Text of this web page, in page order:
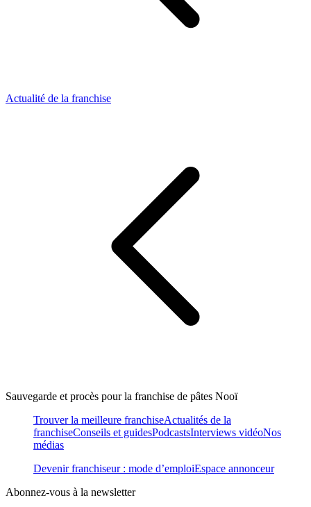
Actualité de la franchise
Sauvegarde et procès pour la franchise de pâtes Nooï
Trouver la meilleure franchiseActualités de la
franchiseConseils et guidesPodcastsInterviews vidéoNos
médias
Devenir franchiseur : mode d’emploiEspace annonceur
Abonnez-vous à la newsletter